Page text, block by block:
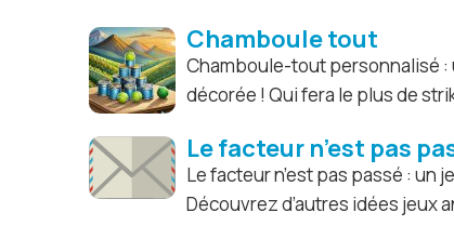
Chamboule tout
Chamboule-tout personnalisé :
décorée ! Qui fera le plus de
Le facteur n’est pas
Le facteur n’est pas passé :
Découvrez d’autres idées jeux